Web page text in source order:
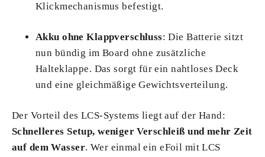
Klickmechanismus befestigt.
Akku ohne Klappverschluss: Die Batterie sitzt
nun bündig im Board ohne zusätzliche
Halteklappe. Das sorgt für ein nahtloses Deck
und eine gleichmäßige Gewichtsverteilung.
Der Vorteil des LCS-Systems liegt auf der Hand:
Schnelleres Setup, weniger Verschleiß und mehr Zeit
auf dem Wasser. Wer einmal ein eFoil mit LCS